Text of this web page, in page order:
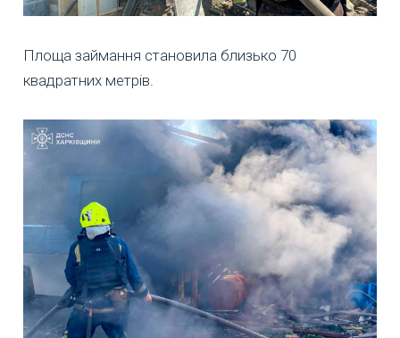
Площа займання становила близько 70
квадратних метрів.